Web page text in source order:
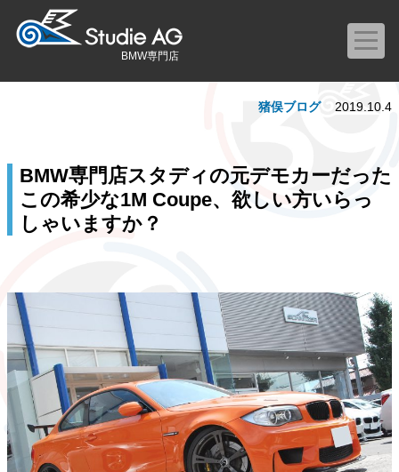
BMW専門店
BMW専門店スタディの元デモカーだった
この希少な1M Coupe、欲しい方いらっ
しゃいますか？
猪俣ブログ 2019.10.4